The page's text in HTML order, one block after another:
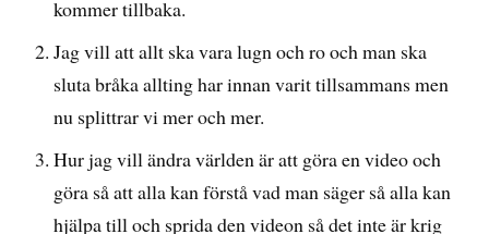
kommer tillbaka.
Jag vill att allt ska vara lugn och ro och man ska
sluta bråka allting har innan varit tillsammans men
nu splittrar vi mer och mer.
Hur jag vill ändra världen är att göra en video och
göra så att alla kan förstå vad man säger så alla kan
hjälpa till och sprida den videon så det inte är krig